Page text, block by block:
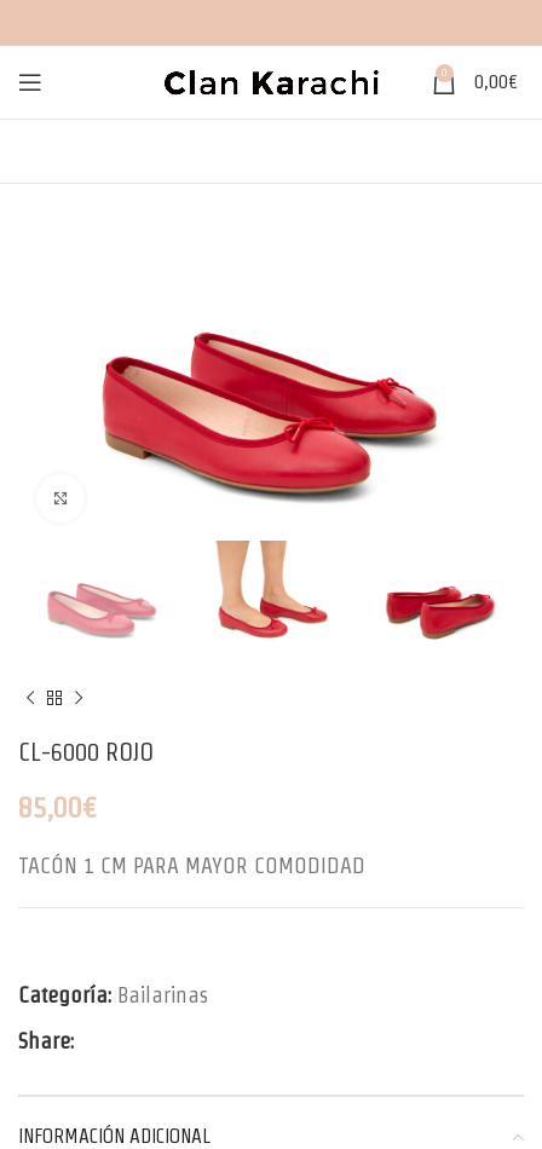
0 0,00€
CL-6000 ROJO
85,00€
TACÓN 1 CM PARA MAYOR COMODIDAD
Categoría: Bailarinas
Share:
INFORMACIÓN ADICIONAL